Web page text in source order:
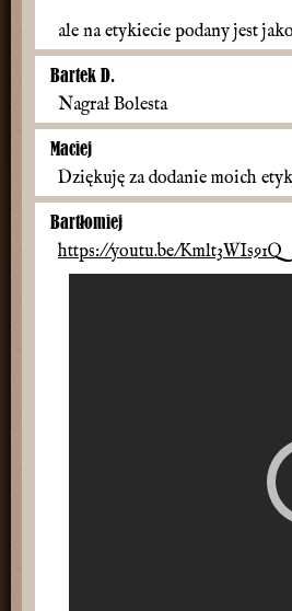
ale na etykiecie podany jest
Bartek D.
Nagrał Bolesta
Maciej
Dziękuję za dodanie moich
Bartłomiej
https://youtu.be/Kmlt3WIs91Q